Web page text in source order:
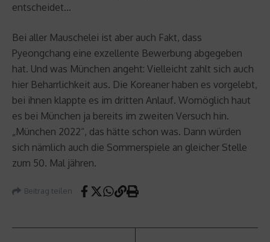
entscheidet…
Bei aller Mauschelei ist aber auch Fakt, dass
Pyeongchang eine exzellente Bewerbung abgegeben
hat. Und was München angeht: Vielleicht zahlt sich auch
hier Beharrlichkeit aus. Die Koreaner haben es vorgelebt,
bei ihnen klappte es im dritten Anlauf. Womöglich haut
es bei München ja bereits im zweiten Versuch hin.
„München 2022“, das hätte schon was. Dann würden
sich nämlich auch die Sommerspiele an gleicher Stelle
zum 50. Mal jähren.
Beitrag teilen